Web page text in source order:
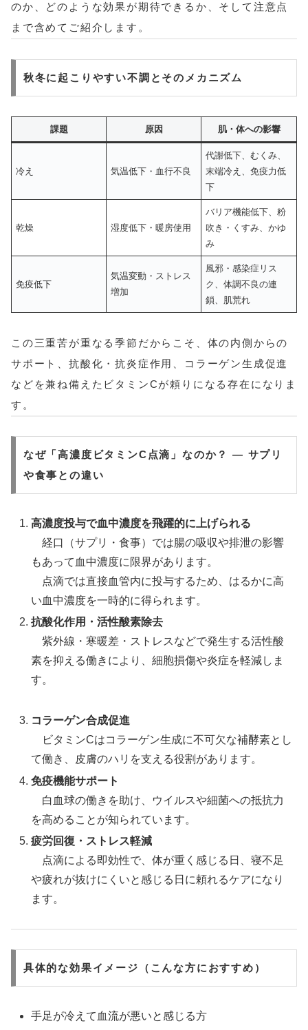
のか、どのような効果が期待できるか、そして注意点
まで含めてご紹介します。
秋冬に起こりやすい不調とそのメカニズム
課題 原因 肌・体への影響
冷え 気温低下・血行不良
代謝低下、むくみ、
末端冷え、免疫力低
下
乾燥 湿度低下・暖房使用
バリア機能低下、粉
吹き・くすみ、かゆ
み
免疫低下
気温変動・ストレス
増加
風邪・感染症リス
ク、体調不良の連
鎖、肌荒れ
この三重苦が重なる季節だからこそ、体の内側からの
サポート、抗酸化・抗炎症作用、コラーゲン生成促進
などを兼ね備えたビタミンCが頼りになる存在になりま
す。
なぜ「高濃度ビタミンC点滴」なのか？ — サプリ
や食事との違い
高濃度投与で血中濃度を飛躍的に上げられる
経口（サプリ・食事）では腸の吸収や排泄の影響
もあって血中濃度に限界があります。
点滴では直接血管内に投与するため、はるかに高
い血中濃度を一時的に得られます。
抗酸化作用・活性酸素除去
紫外線・寒暖差・ストレスなどで発生する活性酸
素を抑える働きにより、細胞損傷や炎症を軽減しま
す。
コラーゲン合成促進
ビタミンCはコラーゲン生成に不可欠な補酵素とし
て働き、皮膚のハリを支える役割があります。
免疫機能サポート
白血球の働きを助け、ウイルスや細菌への抵抗力
を高めることが知られています。
疲労回復・ストレス軽減
点滴による即効性で、体が重く感じる日、寝不足
や疲れが抜けにくいと感じる日に頼れるケアになり
ます。
具体的な効果イメージ（こんな方におすすめ）
手足が冷えて血流が悪いと感じる方